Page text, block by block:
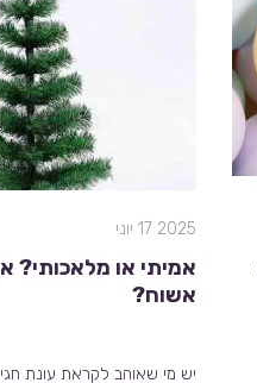
2025 17 יוני
אמיתי או מלאכותי?
אשוח?
יש מי שאוהב לקראת עונת